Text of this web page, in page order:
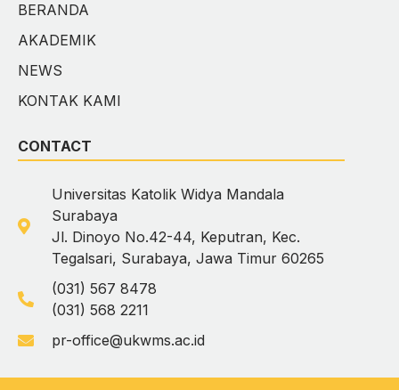
BERANDA
AKADEMIK
NEWS
KONTAK KAMI
CONTACT
Universitas Katolik Widya Mandala
Surabaya
Jl. Dinoyo No.42-44, Keputran, Kec.
Tegalsari, Surabaya, Jawa Timur 60265
(031) 567 8478
(031) 568 2211
pr-office@ukwms.ac.id